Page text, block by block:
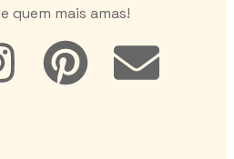
quem mais amas!